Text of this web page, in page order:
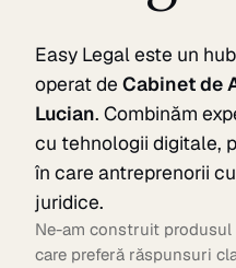
Easy Legal este un
operat de Cabinet de
Lucian. Combinăm
cu tehnologii digitale,
în care antreprenorii
juridice.
Ne-am construit
care preferă răspunsuri